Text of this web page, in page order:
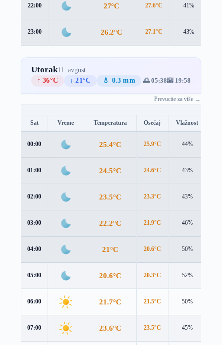
22:00 27°C 27.6°C 41%
23:00 26.2°C 27.1°C 43%
Utorak11. avgust
↑ 36°C
↓ 21°C 💧 0.3 mm 🌅 05:38🌇 19:58
Prevucite za više →
Sat Vreme Temperatura Osećaj Vlažnost
00:00 25.4°C 25.9°C 44%
01:00 24.5°C 24.6°C 43%
02:00 23.5°C 23.3°C 43%
03:00 22.2°C 21.9°C 46%
04:00 21°C 20.6°C 50%
05:00 20.6°C 20.3°C 52%
06:00 21.7°C 21.5°C 50%
07:00 23.6°C 23.5°C 45%